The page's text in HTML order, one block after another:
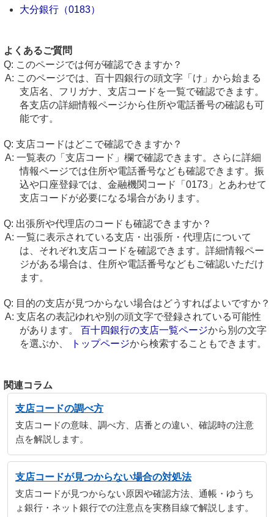
大分銀行（0183）
よくあるご質問
このページでは何が確認できますか？
このページでは、百十四銀行の頭文字「け」から始まる
支店名、フリガナ、支店コードを一覧で確認できます。
各支店の詳細情報ページから住所や電話番号の確認も可
能です。
支店コードはどこで確認できますか？
一覧表の「支店コード」欄で確認できます。さらに詳細
情報ページでは住所や電話番号なども確認できます。振
込や口座登録では、金融機関コード「0173」とあわせて
支店コードが必要になる場合があります。
出張所や代理店のコードも確認できますか？
一覧に表示されている支店・出張所・代理店について
は、それぞれ支店コードを確認できます。詳細情報ペー
ジがある場合は、住所や電話番号などもご確認いただけ
ます。
目的の支店が見つからない場合はどうすればよいですか？
支店名の表記ゆれや別の頭文字で登録されている可能性
があります。 百十四銀行の支店一覧ページから別の文字
を選ぶか、
トップページから検索することもできます。
関連コラム
支店コードの調べ方
支店コードの意味、調べ方、店番との違い、確認時の注意
点を解説します。
支店コードが見つからない場合の対処法
支店コードが見つからない原因や確認方法、通帳・ゆうち
ょ銀行・ネット銀行での注意点を実務目線で解説します。